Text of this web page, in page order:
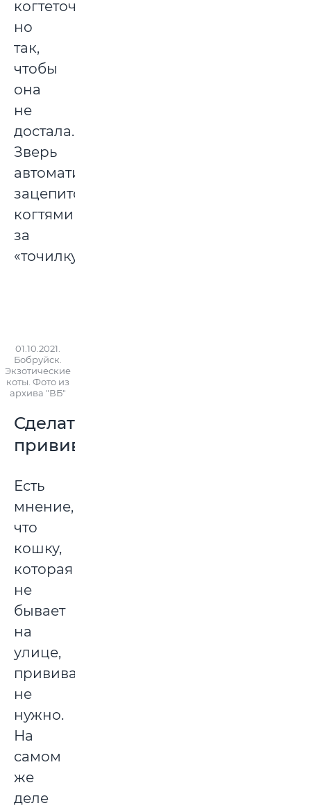
когтеточке,
но
так,
чтобы
она
не
достала.
Зверь
автоматически
зацепится
когтями
за
«точилку».
01.10.2021.
Бобруйск.
Экзотические
коты. Фото из
архива "ВБ"
Сделать
прививки
Есть
мнение,
что
кошку,
которая
не
бывает
на
улице,
прививать
не
нужно.
На
самом
же
деле